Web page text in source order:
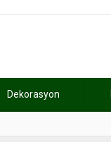
Dekorasyon